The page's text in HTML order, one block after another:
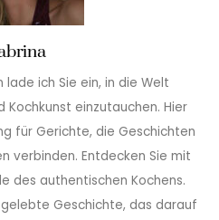
lade ich Sie ein, in die Welt
einzutauchen. Hier
für Gerichte, die Geschichten
verbinden. Entdecken Sie mit
des authentischen Kochens.
Geschichte, das darauf